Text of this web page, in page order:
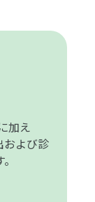
加え
および診